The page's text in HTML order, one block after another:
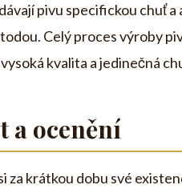
pivu specifickou chuť
Celý proces výroby
kvalita a jedinečná
a ocenění
za krátkou dobu své